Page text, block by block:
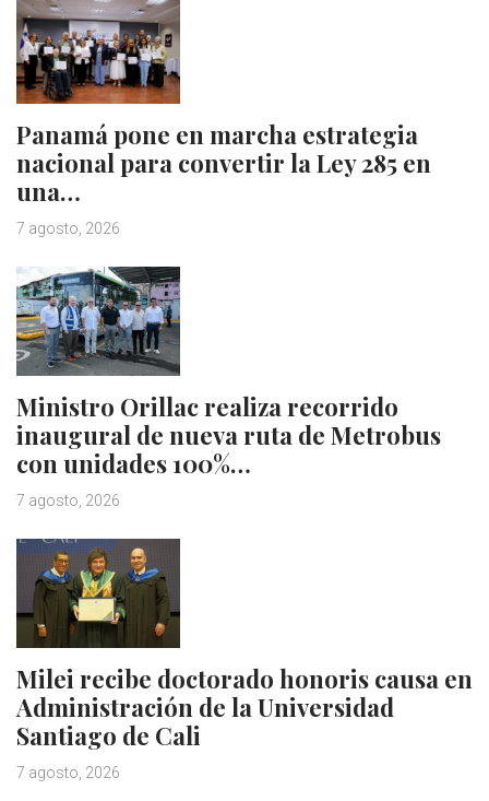
Panamá pone en marcha estrategia
nacional para convertir la Ley 285 en
una…
7 agosto, 2026
Ministro Orillac realiza recorrido
inaugural de nueva ruta de Metrobus
con unidades 100%…
7 agosto, 2026
Milei recibe doctorado honoris causa en
Administración de la Universidad
Santiago de Cali
7 agosto, 2026